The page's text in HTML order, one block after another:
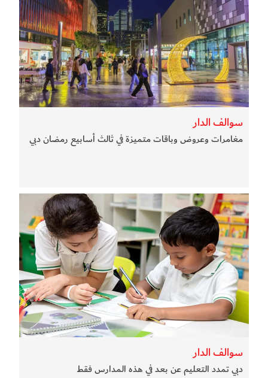
سوالف الدار
مغامرات وعروض وباقات متميزة في ثالث أسابيع رمضان دبي
سوالف الدار
دبي تمدد التعليم عن بعد في هذه المدارس فقط